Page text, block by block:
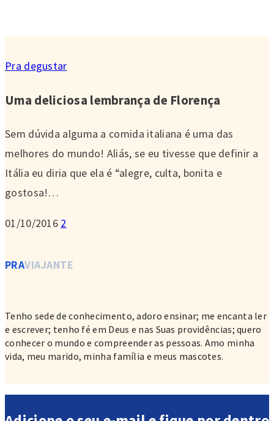
Pra degustar
Uma deliciosa lembrança de Florença
Sem dúvida alguma a comida italiana é uma das
melhores do mundo! Aliás, se eu tivesse que definir a
Itália eu diria que ela é “alegre, culta, bonita e
gostosa!…
01/10/2016 2
PRAVIAJANTE
Tenho sede de conhecimento, adoro ensinar; me encanta ler
e escrever; tenho fé em Deus e nas Suas providências; quero
conhecer o mundo e compreender as pessoas. Amo minha
vida, meu marido, minha família e meus mascotes.